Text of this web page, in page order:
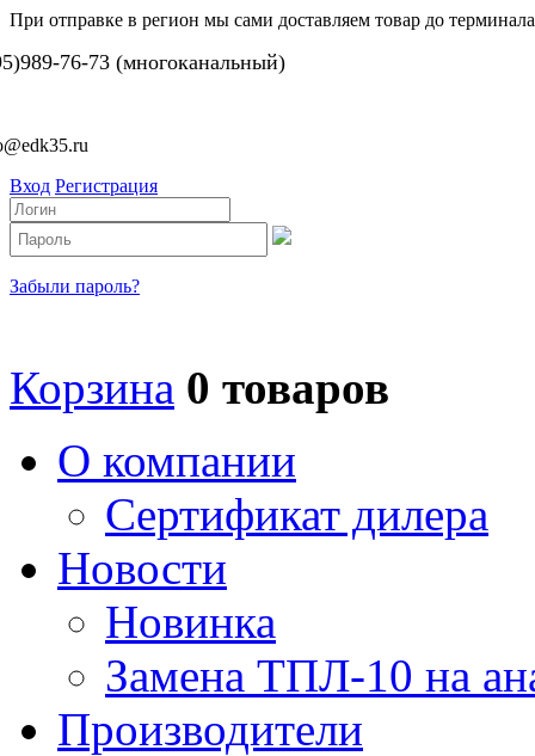
При отправке в регион мы сами доставляем товар до
76-73 (многоканальный)
Вход Регистрация
Забыли пароль?
Корзина 0 товаров
О компании
Сертификат дилера
Новости
Новинка
Замена ТПЛ-10 на
Производители